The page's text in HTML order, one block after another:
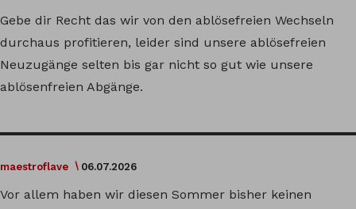
Gebe dir Recht das wir von den ablösefreien Wechseln
durchaus profitieren, leider sind unsere ablösefreien
Neuzugänge selten bis gar nicht so gut wie unsere
ablösenfreien Abgänge.
maestroflave 06.07.2026
Vor allem haben wir diesen Sommer bisher keinen